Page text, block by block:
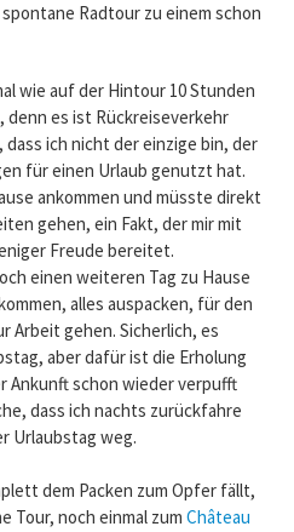
Radtour zu einem schon
wie auf der Hintour 10 Stunden
es ist Rückreiseverkehr
ich nicht der einzige bin, der
für einen Urlaub genutzt hat.
ankommen und müsste direkt
gehen, ein Fakt, der mir mit
Freude bereitet.
einen weiteren Tag zu Hause
alles auspacken, für den
Arbeit gehen. Sicherlich, es
aber dafür ist die Erholung
Ankunft schon wieder verpufft
dass ich nachts zurückfahre
Urlaubstag weg.
dem Packen zum Opfer fällt,
Tour, noch einmal zum Château